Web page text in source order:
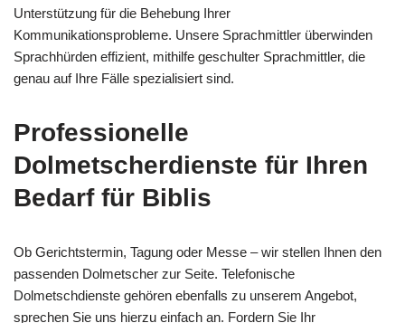
Unterstützung für die Behebung Ihrer
Kommunikationsprobleme. Unsere Sprachmittler überwinden
Sprachhürden effizient, mithilfe geschulter Sprachmittler, die
genau auf Ihre Fälle spezialisiert sind.
Professionelle
Dolmetscherdienste für Ihren
Bedarf für Biblis
Ob Gerichtstermin, Tagung oder Messe – wir stellen Ihnen den
passenden Dolmetscher zur Seite. Telefonische
Dolmetschdienste gehören ebenfalls zu unserem Angebot,
sprechen Sie uns hierzu einfach an. Fordern Sie Ihr